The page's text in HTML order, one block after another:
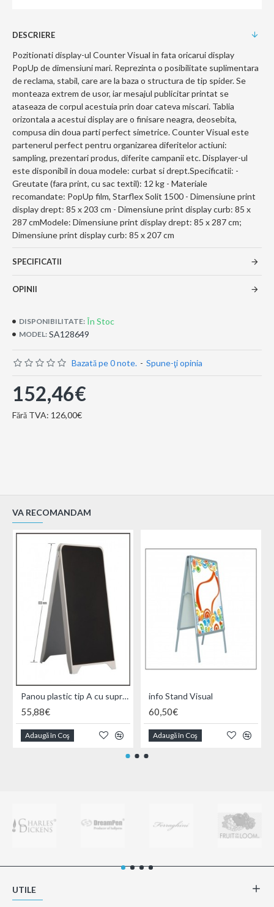
DESCRIERE
Pozitionati display-ul Counter Visual in fata oricarui display
PopUp de dimensiuni mari. Reprezinta o posibilitate suplimentara
de reclama, stabil, care are la baza o structura de tip spider. Se
monteaza extrem de usor, iar mesajul publicitar printat se
ataseaza de corpul acestuia prin doar cateva miscari. Tablia
orizontala a acestui display are o finisare neagra, deosebita,
compusa din doua parti perfect simetrice. Counter Visual este
partenerul perfect pentru organizarea diferitelor actiuni:
sampling, prezentari produs, diferite campanii etc. Displayer-ul
este disponibil in doua modele: curbat si drept.Specificatii: -
Greutate (fara print, cu sac textil): 12 kg - Materiale
recomandate: PopUp film, Starflex Solit 1500 - Dimensiune print
display drept: 85 x 203 cm - Dimensiune print display curb: 85 x
287 cmModele: Dimensiune print display drept: 85 x 287 cm;
Dimensiune print display curb: 85 x 207 cm
SPECIFICATII
OPINII
DISPONIBILITATE: În Stoc
MODEL: SA128649
Bazată pe 0 note. - Spune-ţi opinia
152,46€
Fără TVA: 126,00€
VA RECOMANDAM
Panou plastic tip A cu suprafata neagra
55,88€
Adaugă în Coş
info Stand Visual
60,50€
Adaugă în Coş
UTILE